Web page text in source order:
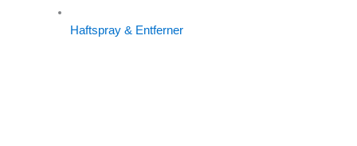
Haftspray & Entferner